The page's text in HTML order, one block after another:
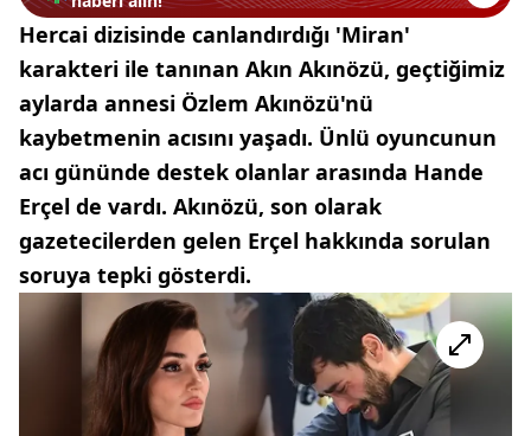
Hercai dizisinde canlandırdığı 'Miran'
karakteri ile tanınan Akın Akınözü, geçtiğimiz
aylarda annesi Özlem Akınözü'nü
kaybetmenin acısını yaşadı. Ünlü oyuncunun
acı gününde destek olanlar arasında Hande
Erçel de vardı. Akınözü, son olarak
gazetecilerden gelen Erçel hakkında sorulan
soruya tepki gösterdi.